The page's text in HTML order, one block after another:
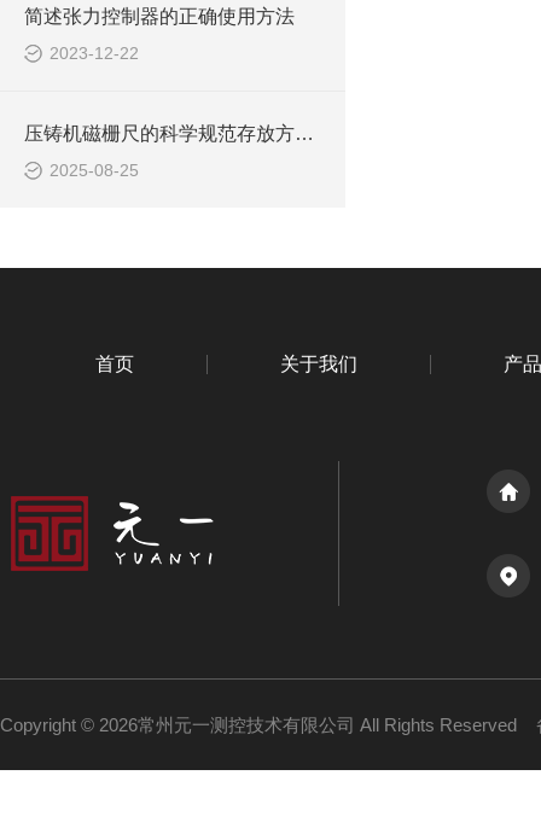
简述张力控制器的正确使用方法
2023-12-22
压铸机磁栅尺的科学规范存放方法介绍
2025-08-25
首页 关于我们 产
Copyright © 2026常州元一测控技术有限公司 All Rights Reserved